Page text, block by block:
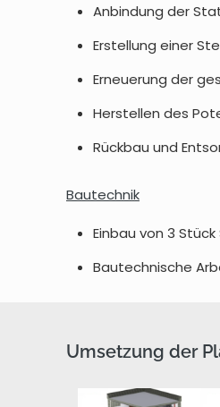
Anbindung der
Erstellung einer
Erneuerung der
Herstellen des
Rückbau und
Bautechnik
Einbau von 3
Bautechnische
Umsetzung der